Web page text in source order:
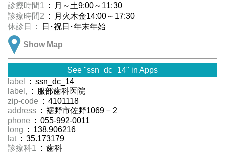
診療時間1 : 月～土9:00～11:30
診療時間2 : 月火木金14:00～17:30
休診日
: 日･祝日･年末年始
Show Map
See "ssn_dc_14" in Apps
label
: ssn_dc_14
label, : 服部歯科医院
zip-code : 4101118
address : 裾野市佐野1069－2
phone : 055-992-0011
long : 138.906216
lat : 35.173179
診療科1 : 歯科